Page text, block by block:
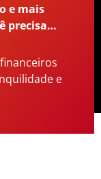
e mais
precisa…
e